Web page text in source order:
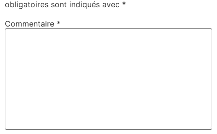
obligatoires sont indiqués avec *
Commentaire *